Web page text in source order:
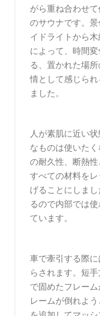
がら重ね合わせ
のサウナです。
イドライトから
によって、時間
る、置かれた場
情として感じら
ました。
人が素肌に近い
なものは使いた
の耐久性、断熱
すべての材料を
げることにしま
るので内部では
ています。
車で牽引する際
らされます。短
で固めたフレー
レームが倒れよ